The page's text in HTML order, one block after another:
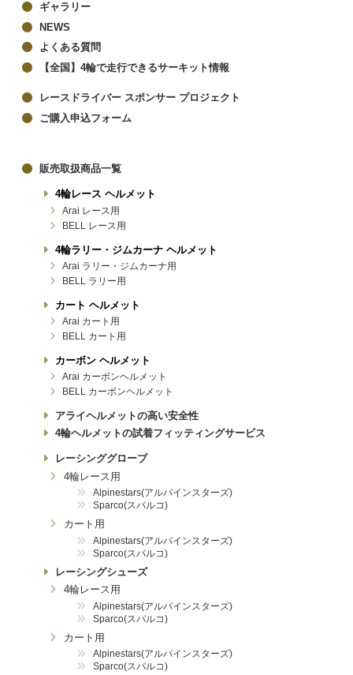
ギャラリー
NEWS
よくある質問
【全国】4輪で走行できるサーキット情報
レースドライバー スポンサー プロジェクト
ご購入申込フォーム
販売取扱商品一覧
4輪レース ヘルメット
Arai レース用
BELL レース用
4輪ラリー・ジムカーナ ヘルメット
Arai ラリー・ジムカーナ用
BELL ラリー用
カート ヘルメット
Arai カート用
BELL カート用
カーボン ヘルメット
Arai カーボンヘルメット
BELL カーボンヘルメット
アライヘルメットの高い安全性
4輪ヘルメットの試着フィッティングサービス
レーシンググローブ
4輪レース用
Alpinestars(アルパインスターズ)
Sparco(スパルコ)
カート用
Alpinestars(アルパインスターズ)
Sparco(スパルコ)
レーシングシューズ
4輪レース用
Alpinestars(アルパインスターズ)
Sparco(スパルコ)
カート用
Alpinestars(アルパインスターズ)
Sparco(スパルコ)